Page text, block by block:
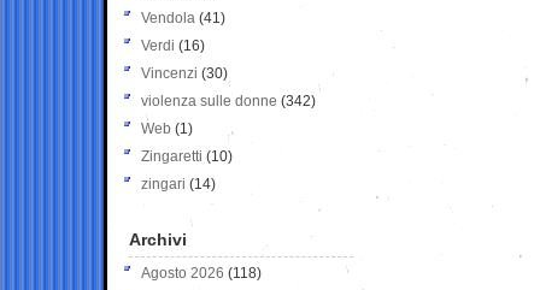
Vendola (41)
Verdi (16)
Vincenzi (30)
violenza sulle donne (342)
Web (1)
Zingaretti (10)
zingari (14)
Archivi
Agosto 2026 (118)